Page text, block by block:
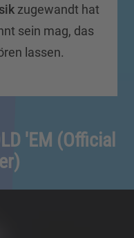
zugewandt hat
sein mag, das
lassen.
'EM (Official